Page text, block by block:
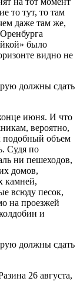
то тут, то там
даже там же,
было
видно не
июня. И что
вероятно,
подобный объем
Судя по
ни пешеходов,
домов,
камней,
всюду песок,
на проезжей
и
26 августа,